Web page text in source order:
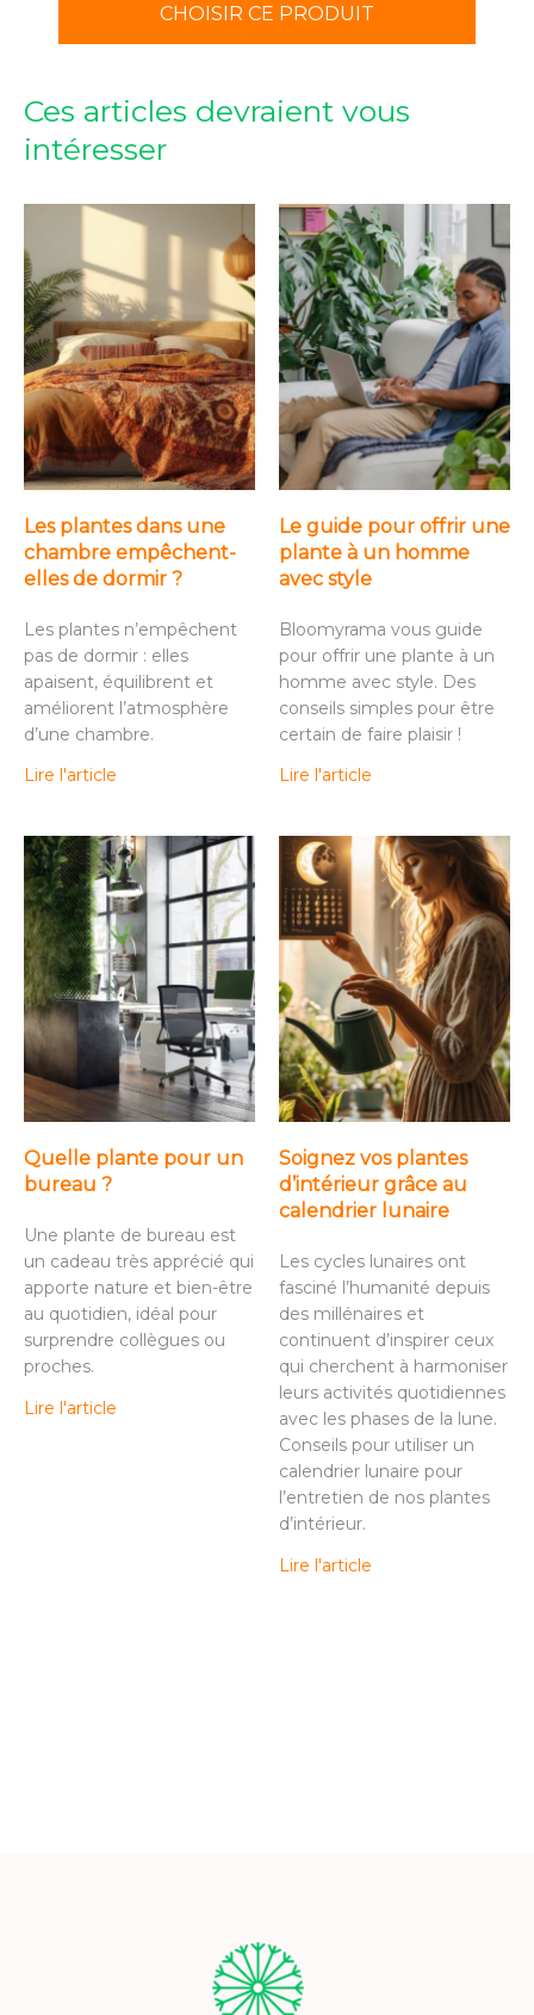
CHOISIR CE PRODUIT
Ces articles devraient vous
intéresser
Les plantes dans une
chambre empêchent-
elles de dormir ?
Les plantes n’empêchent
pas de dormir : elles
apaisent, équilibrent et
améliorent l’atmosphère
d’une chambre.
Lire l'article
Le guide pour offrir une
plante à un homme
avec style
Bloomyrama vous guide
pour offrir une plante à un
homme avec style. Des
conseils simples pour être
certain de faire plaisir !
Lire l'article
Quelle plante pour un
bureau ?
Une plante de bureau est
un cadeau très apprécié qui
apporte nature et bien-être
au quotidien, idéal pour
surprendre collègues ou
proches.
Lire l'article
Soignez vos plantes
d’intérieur grâce au
calendrier lunaire
Les cycles lunaires ont
fasciné l’humanité depuis
des millénaires et
continuent d’inspirer ceux
qui cherchent à harmoniser
leurs activités quotidiennes
avec les phases de la lune.
Conseils pour utiliser un
calendrier lunaire pour
l’entretien de nos plantes
d’intérieur.
Lire l'article